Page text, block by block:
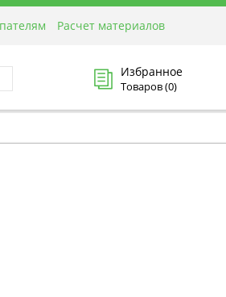
Расчет материалов
Избранное
Товаров (0)